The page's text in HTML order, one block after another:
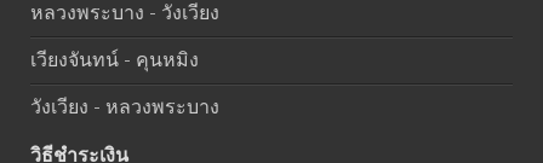
หลวงพระบาง - วังเวียง
เวียงจันทน์ - คุนหมิง
วังเวียง - หลวงพระบาง
วิธีชำระเงิน